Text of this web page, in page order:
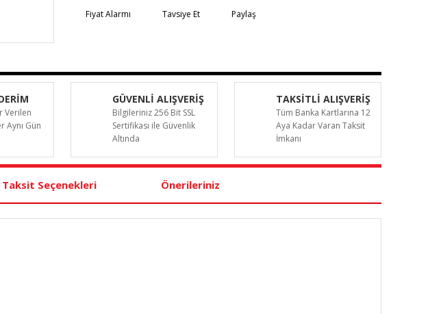
Fiyat Alarmı Tavsiye Et Paylaş
Verilen
Aynı Gün
GÜVENLİ ALIŞVERİŞ
Bilgileriniz 256 Bit SSL
Sertifikası ile Güvenlik
Altında
TAKSİTLİ ALIŞVERİŞ
Tüm Banka Kartlarına 12
Aya Kadar Varan Taksit
İmkanı
Taksit Seçenekleri Önerileriniz